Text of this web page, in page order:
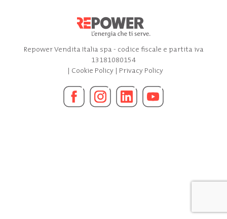
Repower Vendita Italia spa - codice fiscale e partita iva
13181080154
| Cookie Policy| Privacy Policy